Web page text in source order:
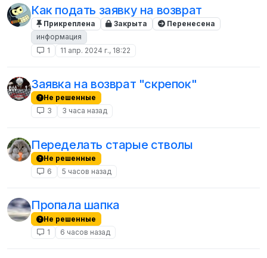
Как подать заявку на возврат
Прикреплена Закрыта
Перенесена
информация
1
11 апр. 2024 г., 18:22
Заявка на возврат "скрепок"
Не решенные
3
3 часа назад
Переделать старые стволы
Не решенные
6
5 часов назад
Пропала шапка
Не решенные
1
6 часов назад